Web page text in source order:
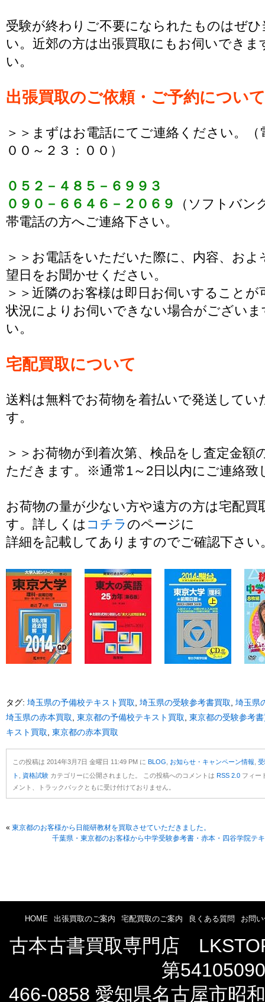
受験が終わりご不要になられたものはぜ
い。近郊の方は出張買取にもお伺いできま
い。
出張買取のご依頼・ご予約について
＞＞まずはお電話にてご連絡ください。
００～２３：００）
０５２－４８５－６９９３
０９０－６６４６－２０６９
（ソフトバン
帯電話の方へご連絡下さい。
＞＞お電話をいただいた際に、内容、およ
望日をお聞かせください。
＞＞近隣のお客様は即日お伺いすること
状況によりお伺いできない場合がござい
い。
宅配買取について
送料は無料でお荷物を着払いで発送してい
す。
＞＞お荷物が到着次第、検品をし査定金額
ただきます。※通常1～2日以内にご連絡致
お荷物の量が少ない方や遠方の方は宅配買
す。詳しくは コチラのページに
詳細を記載してありますのでご確認下さい
タグ: 埼玉県の予備校テキスト買取 埼玉県の受験参考書買取
埼玉県
埼玉県の赤本買取
東京都の予備校テキスト買取
東京都の受験参考
キスト買取
東京都の赤本買取
この投稿は 2014年3月7日 金曜日 11:49 PM に BLOG お知らせ・キャンペーン情報
ト
資格試験 カテゴリーに公開されました。 この投稿へのコメントは RSS 2.0 フィー
メント、トラックバックともに受け付けておりません。
« 東京都のお客様から日能研教材を買取させていただきました。
千葉県・東京都のお客様から中学受験参考書・赤本・四谷学院テ
HOME 出張買取のご案内 宅配買取のご案内 良くある質問 お問
古本古書買取専門店
第
466-0858 愛知県名古屋市昭